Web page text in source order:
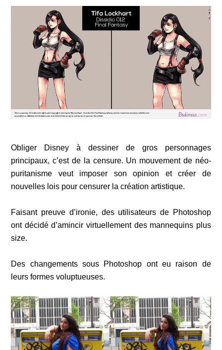
Obliger Disney à dessiner de gros personnages
principaux, c’est de la censure. Un mouvement de néo-
puritanisme veut imposer son opinion et créer de
nouvelles lois pour censurer la création artistique.
Faisant preuve d’ironie, des utilisateurs de Photoshop
ont décidé d’amincir virtuellement des mannequins plus
size.
Des changements sous Photoshop ont eu raison de
leurs formes voluptueuses.